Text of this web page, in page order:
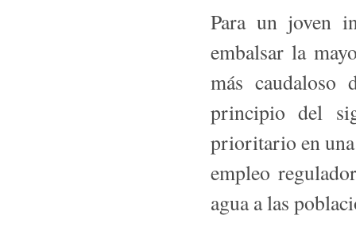
Para un joven
embalsar la
más
principio del
prioritario en
empleo
agua a las